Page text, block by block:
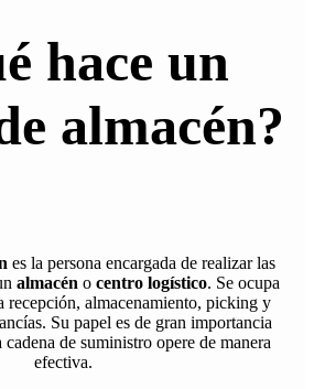
hace un
almacén?
es la persona encargada de realizar las
almacén o centro logístico. Se ocupa
recepción, almacenamiento, picking y
Su papel es de gran importancia
cadena de suministro opere de manera
efectiva.